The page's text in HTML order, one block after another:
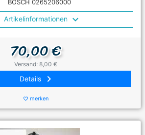
BOSCH 0265206000
Artikelinformationen
70,00 €
Versand: 8,00 €
Details keyboard_arrow_right
favorite_border merken